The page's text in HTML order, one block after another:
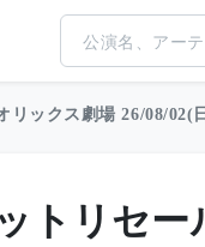
リックス劇場 26/08/02(
トリセー